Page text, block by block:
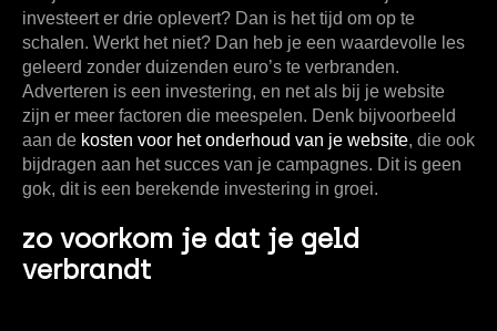
investeert er drie oplevert? Dan is het tijd om op te
schalen. Werkt het niet? Dan heb je een waardevolle les
geleerd zonder duizenden euro’s te verbranden.
Adverteren is een investering, en net als bij je website
zijn er meer factoren die meespelen. Denk bijvoorbeeld
aan de kosten voor het onderhoud van je website, die ook
bijdragen aan het succes van je campagnes. Dit is geen
gok, dit is een berekende investering in groei.
zo voorkom je dat je geld
verbrandt